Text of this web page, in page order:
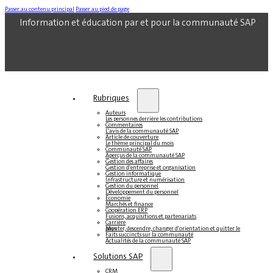
Passer au contenu principal Passer au pied de page
Information et éducation par et pour la communauté SAP
Rubriques
Auteurs
Les personnes derrière les contributions
Commentaires
L'avis de la communauté SAP
Article de couverture
Le thème principal du mois
Communauté SAP
Aperçus de la communauté SAP
Gestion des affaires
Gestion d'entreprise et organisation
Gestion informatique
Infrastructure et numérisation
Gestion du personnel
Développement du personnel
Économie
Marchés et finance
Coopération ERP
Fusions, acquisitions et partenariats
Carrière
Monter, descendre, changer d'orientation et quitter le pays
Faits succincts sur la communauté
Actualités de la communauté SAP
Solutions SAP
CRM